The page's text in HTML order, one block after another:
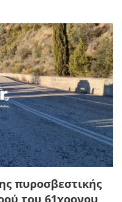
πυροσβεστικής
του 61χρονου